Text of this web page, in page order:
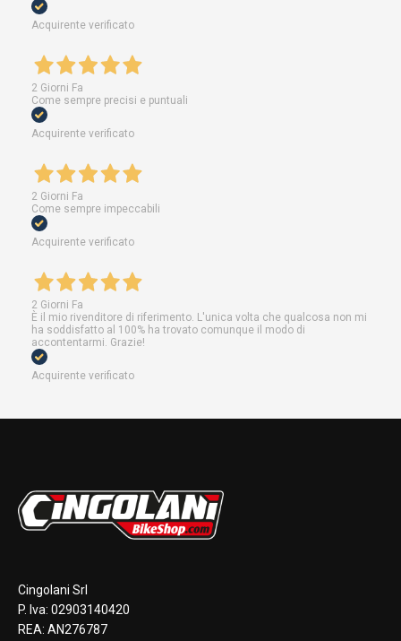
Acquirente verificato
2 Giorni Fa
Come sempre precisi e puntuali
Acquirente verificato
2 Giorni Fa
Come sempre impeccabili
Acquirente verificato
2 Giorni Fa
È il mio rivenditore di riferimento. L'unica volta che qualcosa non mi
ha soddisfatto al 100% ha trovato comunque il modo di
accontentarmi. Grazie!
Acquirente verificato
Cingolani Srl
P. Iva: 02903140420
REA: AN276787